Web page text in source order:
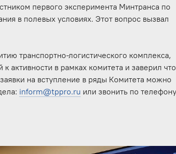
первого эксперимента Минтранса по
в полевых условиях. Этот вопрос вызвал
транспортно-логистического комплекса,
активности в рамках комитета и заверил что
на вступление в ряды Комитета можно
inform@tppro.ru или звонить по